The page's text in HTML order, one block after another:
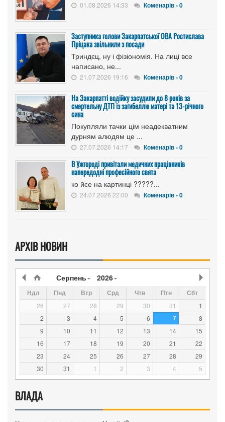
01.08.2026 14:33 Коменарів - 0
Заступника голови Закарпатської ОВА Ростислава
Пріцака звільнили з посади
Триндєц, ну і фізіономія. На лиці все
написано, не...
21.07.2026 19:16 Коменарів - 0
На Закарпатті водійку засудили до 8 років за
смертельну ДТП із загибеллю матері та 13-річного
сина
Покупляли тачки цім неадекватним
дурням алюдям це ...
27.07.2026 14:17 Коменарів - 0
В Ужгороді привітали медичних працівників
напередодні професійного свята
ко йсе на картинці ?????...
24.07.2026 22:00 Коменарів - 0
АРХІВ НОВИН
Серпень 2026
Ндл Пнд Втр Срд Чтв Птн Сбт
26 27 28 29 30 31
1
2
3 4 5 6 7
8
9
10 11 12 13 14
15
16
17 18 19 20 21
22
23
24 25 26 27 28
29
30
31 1 2 3 4 5
ВЛАДА